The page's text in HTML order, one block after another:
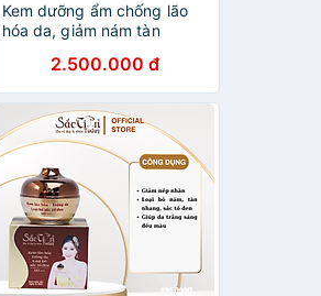
Kem dưỡng ẩm chống lão
hóa da, giảm nám tàn
Cream Retinol 1% +
Niacinamide 5% 50ml
2.500.000 đ